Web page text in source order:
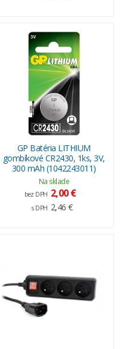
GP Batéria LITHIUM
gombíkové CR2430, 1ks, 3V,
300 mAh (1042243011)
Na sklade
bez DPH 2,00 €
s DPH 2,46 €